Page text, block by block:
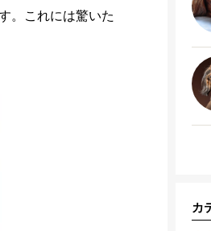
。これには驚いた
カ